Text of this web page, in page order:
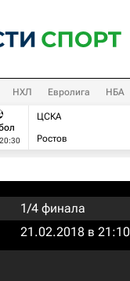
НХЛ Евролига НБА
ЦСКА
Ростов
1/4 финала
21.02.2018 в 21:10